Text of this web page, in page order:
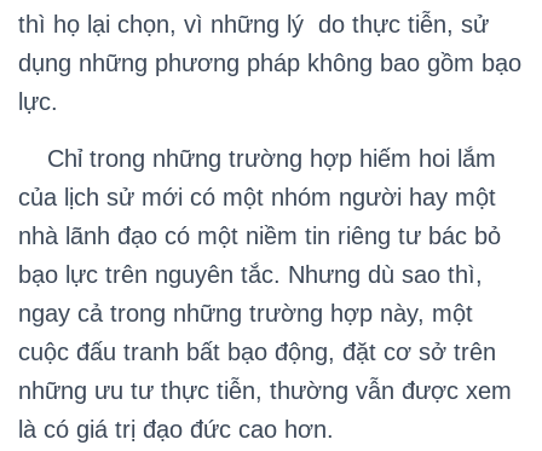
thì họ lại chọn, vì những lý do thực tiễn, sử
dụng những phương pháp không bao gồm bạo
lực.
Chỉ trong những trường hợp hiếm hoi lắm
của lịch sử mới có một nhóm người hay một
nhà lãnh đạo có một niềm tin riêng tư bác bỏ
bạo lực trên nguyên tắc. Nhưng dù sao thì,
ngay cả trong những trường hợp này, một
cuộc đấu tranh bất bạo động, đặt cơ sở trên
những ưu tư thực tiễn, thường vẫn được xem
là có giá trị đạo đức cao hơn.